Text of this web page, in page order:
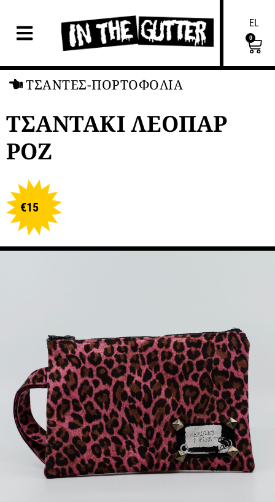
EL
0
ΤΣΑΝΤΕΣ-ΠΟΡΤΟΦΟΛΙΑ
ΤΣΑΝΤΑΚΙ ΛΕΟΠΑΡ
ΡΟΖ
€15